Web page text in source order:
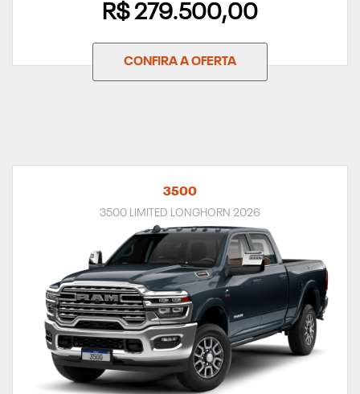
R$ 279.500,00
CONFIRA A OFERTA
3500
3500 LIMITED LONGHORN 2026